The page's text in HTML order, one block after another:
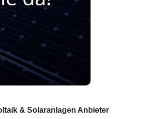
& Solaranlagen Anbieter